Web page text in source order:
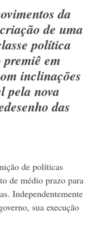
da
de uma
política
em
inclinações
pela nova
das
de políticas
de médio prazo para
Independentemente
sua execução